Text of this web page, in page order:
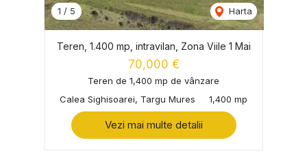
1 / 5 Harta
Teren, 1.400 mp, intravilan, Zona Viile 1 Mai
70,000 €
Teren de 1,400 mp de vânzare
Calea Sighisoarei, Targu Mures
1,400 mp
Vezi mai multe detalii